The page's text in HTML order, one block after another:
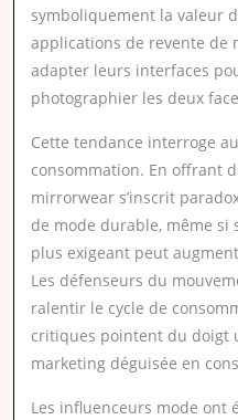
symboliquement la valeur
applications de revente de
adapter leurs interfaces
photographier les deux
Cette tendance interroge
consommation. En offrant
mirrorwear s’inscrit
de mode durable, même si
plus exigeant peut
Les défenseurs du
ralentir le cycle de
critiques pointent du doigt
marketing déguisée en
Les influenceurs mode ont